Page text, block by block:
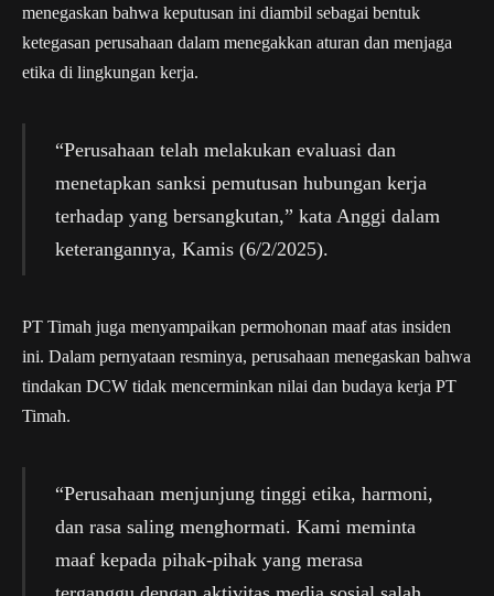
menegaskan bahwa keputusan ini diambil sebagai bentuk
ketegasan perusahaan dalam menegakkan aturan dan menjaga
etika di lingkungan kerja.
“Perusahaan telah melakukan evaluasi dan
menetapkan sanksi pemutusan hubungan kerja
terhadap yang bersangkutan,” kata Anggi dalam
keterangannya, Kamis (6/2/2025).
PT Timah juga menyampaikan permohonan maaf atas insiden
ini. Dalam pernyataan resminya, perusahaan menegaskan bahwa
tindakan DCW tidak mencerminkan nilai dan budaya kerja PT
Timah.
“Perusahaan menjunjung tinggi etika, harmoni,
dan rasa saling menghormati. Kami meminta
maaf kepada pihak-pihak yang merasa